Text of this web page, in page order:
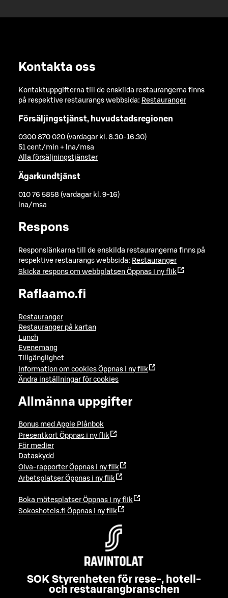
Kontakta oss
Kontaktuppgifterna till de enskilda restaurangerna finns
på respektive restaurangs webbsida: Restauranger
Försäljingstjänst, huvudstadsregionen
0300 870 020 (vardagar kl. 8.30-16.30)
51 cent/min + lna/msa
Alla försäljningstjänster
Ägarkundtjänst
010 76 5858 (vardagar kl. 9-16)
lna/msa
Respons
Responslänkarna till de enskilda restaurangerna finns på
respektive restaurangs webbsida: Restauranger
Skicka respons om webbplatsen Öppnas i ny flik
Raflaamo.fi
Restauranger
Restauranger på kartan
Lunch
Evenemang
Tillgänglighet
Information om cookies Öppnas i ny flik
Ändra inställningar för cookies
Allmänna uppgifter
Bonus med Apple Plånbok
Presentkort Öppnas i ny flik
För medier
Dataskydd
Oiva-rapporter Öppnas i ny flik
Arbetsplatser Öppnas i ny flik
Boka mötesplatser Öppnas i ny flik
Sokoshotels.fi Öppnas i ny flik
SOK Styrenheten för rese-, hotell-
och restaurangbranschen